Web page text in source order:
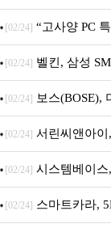
브' 공개
[02/24] “고사양 PC
행
[02/24] 벨킨, 삼성
시
[02/24] 보스(BOSE),
의 ‘QC 헤드폰 2세
[02/24] 서린씨앤아
대상 P12 프로 PST
[02/24] 시스템베이스
시
[02/24] 스마트카라,